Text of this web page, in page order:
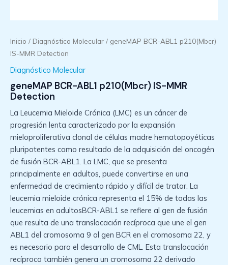
Inicio / Diagnóstico Molecular / geneMAP BCR-ABL1 p210(Mbcr)
IS-MMR Detection
Diagnóstico Molecular
geneMAP BCR-ABL1 p210(Mbcr) IS-MMR
Detection
La Leucemia Mieloide Crónica (LMC) es un cáncer de
progresión lenta caracterizado por la expansión
mieloproliferativa clonal de células madre hematopoyéticas
pluripotentes como resultado de la adquisición del oncogén
de fusión BCR-ABL1. La LMC, que se presenta
principalmente en adultos, puede convertirse en una
enfermedad de crecimiento rápido y difícil de tratar. La
leucemia mieloide crónica representa el 15% de todas las
leucemias en adultosBCR-ABL1 se refiere al gen de fusión
que resulta de una translocación recíproca que une el gen
ABL1 del cromosoma 9 al gen BCR en el cromosoma 22, y
es necesario para el desarrollo de CML. Esta translocación
recíproca también genera un cromosoma 22 derivado